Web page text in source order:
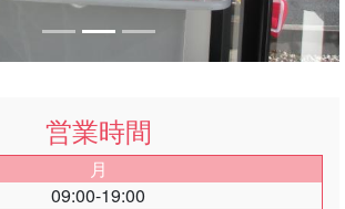
営業時間
月
09:00-19:00